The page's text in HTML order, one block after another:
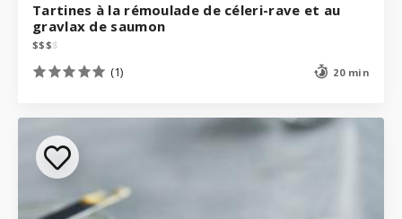
Tartines à la rémoulade de céleri-rave et au
gravlax de saumon
$$$$
(1) 20 min